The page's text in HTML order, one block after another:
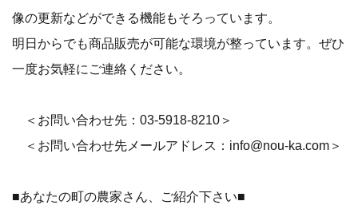
像の更新などができる機能もそろっています。
明日からでも商品販売が可能な環境が整っています。ぜひ
一度お気軽にご連絡ください。
＜お問い合わせ先：03-5918-8210＞
＜お問い合わせ先メールアドレス：info@nou-ka.com＞
■あなたの町の農家さん、ご紹介下さい■